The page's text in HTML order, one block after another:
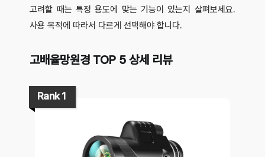
고려할 때는 특정 용도에 맞는 기능이 있는지 살펴보세요.
사용 목적에 따라서 다르게 선택해야 합니다.
고배율망원경 TOP 5 상세 리뷰
Rank 1